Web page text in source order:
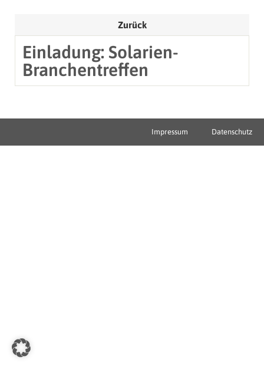
Zurück
Einladung: Solarien-
Branchentreffen
Impressum Datenschutz